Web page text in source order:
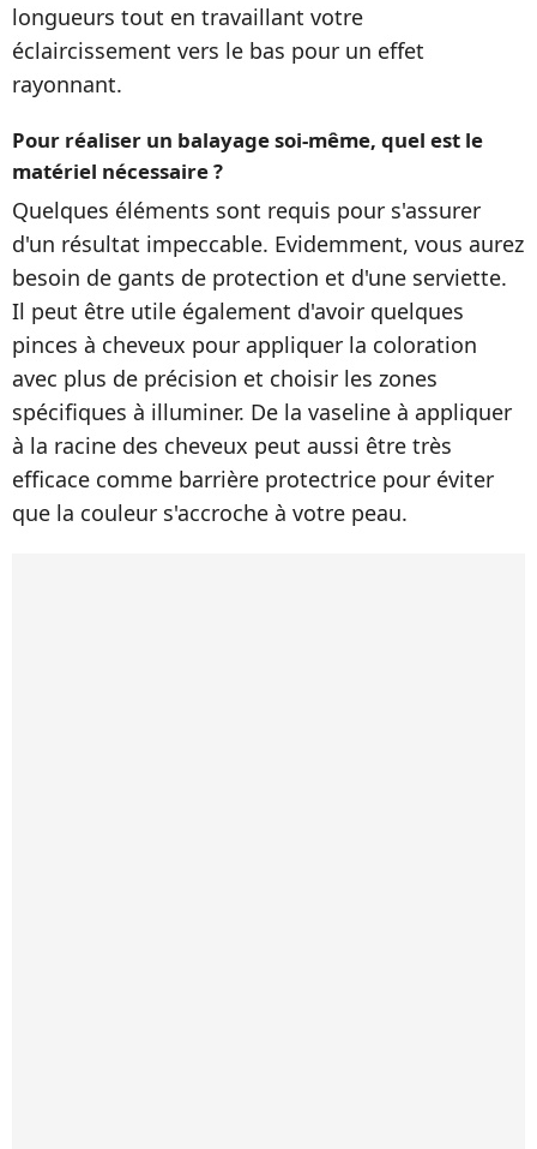
longueurs tout en travaillant votre
éclaircissement vers le bas pour un effet
rayonnant.
Pour réaliser un balayage soi-même, quel est le
matériel nécessaire ?
Quelques éléments sont requis pour s'assurer
d'un résultat impeccable. Evidemment, vous aurez
besoin de gants de protection et d'une serviette.
Il peut être utile également d'avoir quelques
pinces à cheveux pour appliquer la coloration
avec plus de précision et choisir les zones
spécifiques à illuminer. De la vaseline à appliquer
à la racine des cheveux peut aussi être très
efficace comme barrière protectrice pour éviter
que la couleur s'accroche à votre peau.